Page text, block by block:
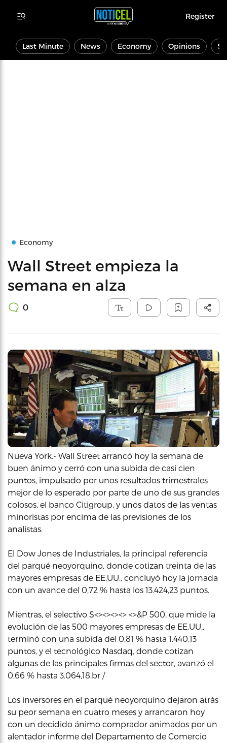
Register
Last Minute News Economy Opinions
Economy
Wall Street empieza la
semana en alza
0
Nueva York.- Wall Street arrancó hoy la semana de
buen ánimo y cerró con una subida de casi cien
puntos, impulsado por unos resultados trimestrales
mejor de lo esperado por parte de uno de sus grandes
colosos, el banco Citigroup, y unos datos de las ventas
minoristas por encima de las previsiones de los
analistas.
El Dow Jones de Industriales, la principal referencia
del parqué neoyorquino, donde cotizan treinta de las
mayores empresas de EE.UU., concluyó hoy la jornada
con un avance del 0,72 % hasta los 13.424,23 puntos.
Mientras, el selectivo S<><><><> <>&P 500, que mide la
evolución de las 500 mayores empresas de EE.UU.,
terminó con una subida del 0,81 % hasta 1.440,13
puntos, y el tecnológico Nasdaq, donde cotizan
algunas de las principales firmas del sector, avanzó el
0,66 % hasta 3.064,18.br /
Los inversores en el parqué neoyorquino dejaron atrás
su peor semana en cuatro meses y arrancaron hoy
con un decidido ánimo comprador animados por un
alentador informe del Departamento de Comercio